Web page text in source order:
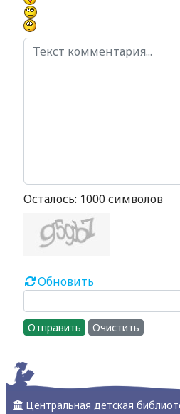
Осталось: 1000 символов
Обновить
Отправить Очистить
Центральная детская